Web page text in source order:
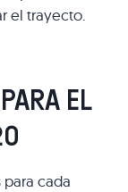
el trayecto.
EL
cada